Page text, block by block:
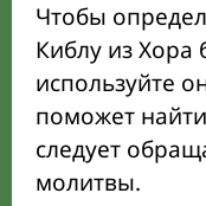
Чтобы
Киблу из Хора
используйте
поможет
следует
молитвы.